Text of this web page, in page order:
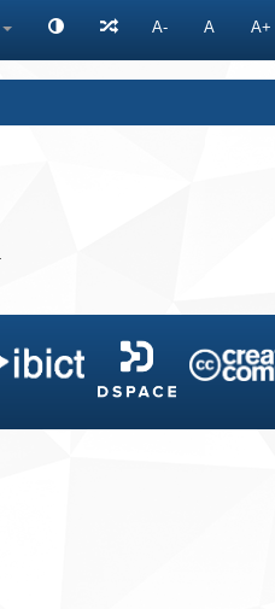
A- A A+